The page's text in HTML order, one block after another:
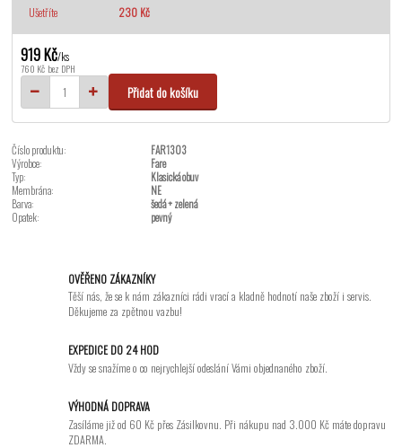
Ušetříte
230 Kč
919 Kč/ks
760 Kč bez DPH
Přidat do košíku
Číslo produktu:
FAR1303
Výrobce:
Fare
Typ:
Klasická obuv
Membrána:
NE
Barva:
šedá + zelená
Opatek:
pevný
OVĚŘENO ZÁKAZNÍKY
Těší nás, že se k nám zákazníci rádi vrací a kladně hodnotí naše zboží i servis.
Děkujeme za zpětnou vazbu!
EXPEDICE DO 24 HOD
Vždy se snažíme o co nejrychlejší odeslání Vámi objednaného zboží.
VÝHODNÁ DOPRAVA
Zasíláme již od 60 Kč přes Zásilkovnu. Při nákupu nad 3.000 Kč máte dopravu
ZDARMA.